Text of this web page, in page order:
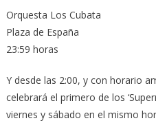
Orquesta Los Cubata
Plaza de España
23:59 horas
Y desde las 2:00, y con horario
celebrará el primero de los
viernes y sábado en el mismo